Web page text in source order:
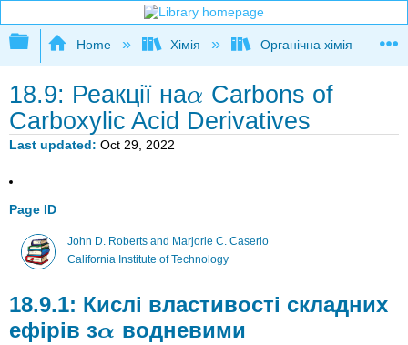
Expand/collapse global hierarchy
Home Хімія Органічна хімія
18.9: Реакції наα
α Carbons of
Carboxylic Acid Derivatives
Last updated Oct 29, 2022
Page ID
John D. Roberts and Marjorie C. Caserio
California Institute of Technology
Кислі властивості складних
ефірів зα
α водневими